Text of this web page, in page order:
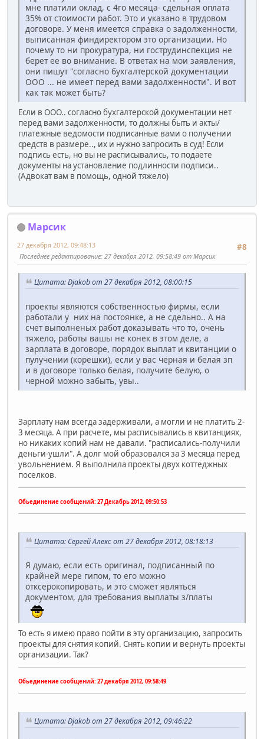
мне платили оклад, с 4го месяца- сдельная оплата
35% от стоимости работ. Это и указано в трудовом
договоре. У меня имеется справка о задолженности,
выписанная финдиректором это организации. Но
почему то ни прокуратура, ни гострудинспекция не
берет ее во внимание. В ответах на мои заявления,
они пишут "согласно бухгалтерской документации
ООО ... не имеет перед вами задолженности". И вот
как так может быть?
Если в ООО.. согласно бухгалтерской документации нет
перед вами задолженности, то должны быть и акты/
платежные ведомости подписанные вами о получении
средств в размере.., их и нужно запросить в суд! Если
подпись есть, но вы не расписывались, то подаете
документы на установление подлинности подписи..
(Адвокат вам в помощь, одной тяжело)
Марсик
#8
27 декабря 2012, 09:48:13
Последнее редактирование: 27 декабря 2012, 09:58:49 от Марсик
Цитата: Djakob от 27 декабря 2012, 08:00:15
проекты являются собственностью фирмы, если
работали у них на постоянке, а не сдельно.. А на
счет выполненых работ доказывать что то, очень
тяжело, работы вашы не конек в этом деле, а
зарплата в договоре, порядок выплат и квитанции о
пулучении (корешки), если у вас черная и белая зп
и в договоре только белая, получите белую, о
черной можно забыть, увы..
Зарплату нам всегда задерживали, а могли и не платить 2-
3 месяца. А при расчете, мы расписывались в квитанциях,
но никаких копий нам не давали. "расписались-получили
деньги-ушли". А долг мой образовался за 3 месяца перед
увольнением. Я выполнила проекты двух коттеджных
поселков.
Обьединение сообщений: 27 Декабрь 2012, 09:50:53
Цитата: Сергей Алекс от 27 декабря 2012, 08:18:13
Я думаю, если есть оригинал, подписанный по
крайней мере гипом, то его можно
отксерокопировать, и это сможет являться
документом, для требования выплаты з/платы
То есть я имею право пойти в эту организацию, запросить
проекты для снятия копий. Снять копии и вернуть проекты
организации. Так?
Обьединение сообщений: 27 декабря 2012, 09:58:49
Цитата: Djakob от 27 декабря 2012, 09:46:22